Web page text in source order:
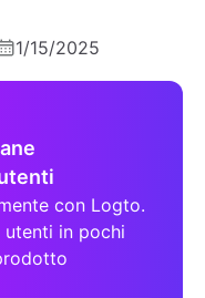
1/15/2025
con Logto.
in pochi